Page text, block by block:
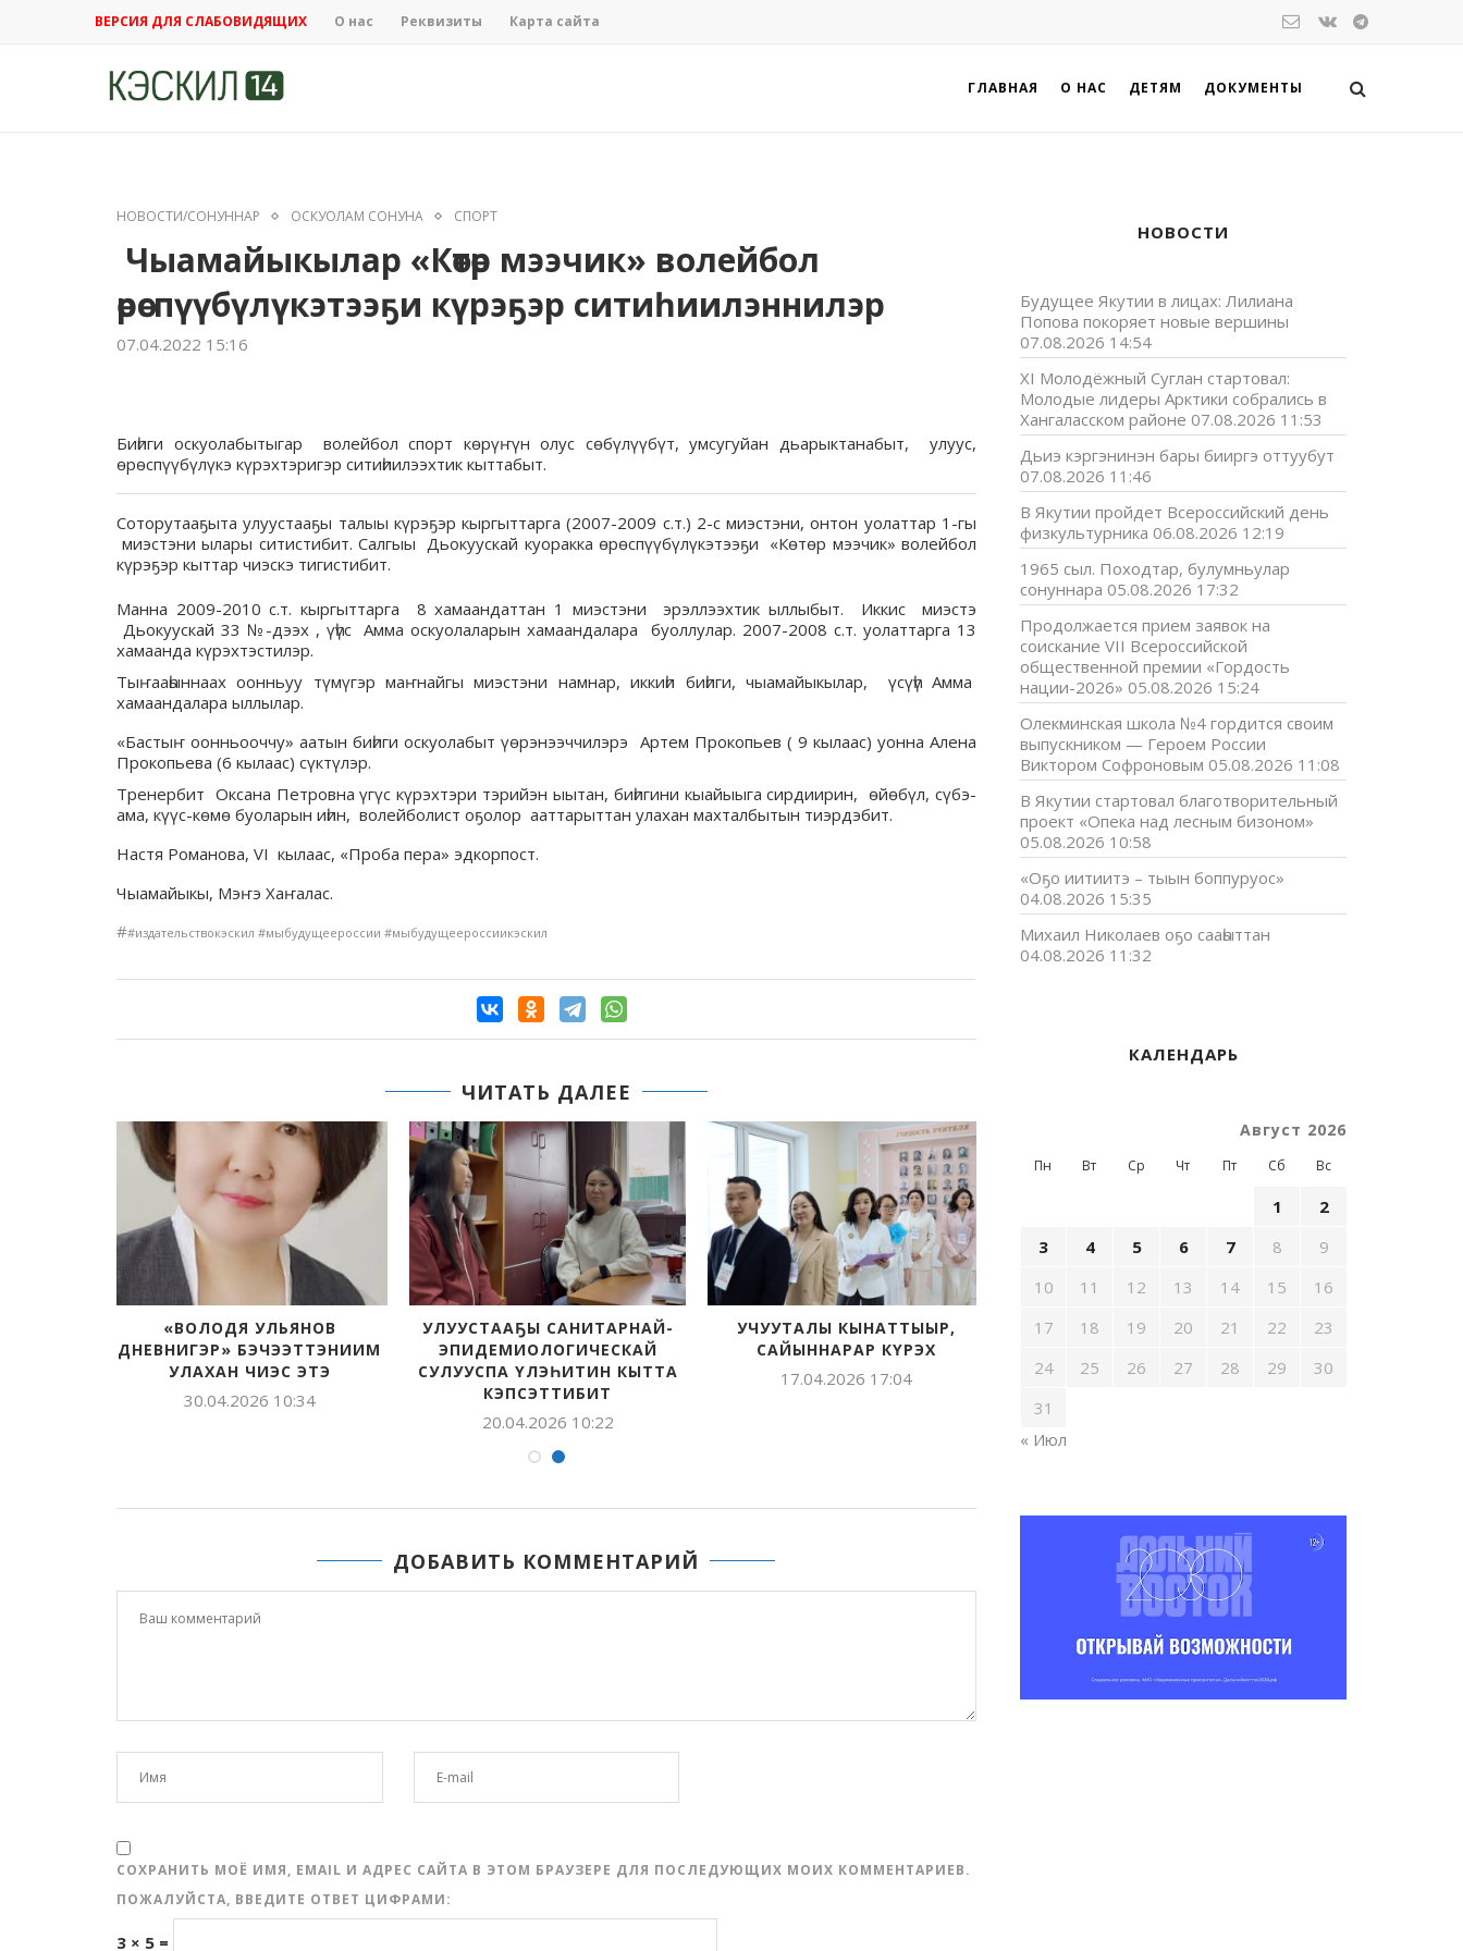
ВЕРСИЯ ДЛЯ СЛАБОВИДЯЩИХ О нас Реквизиты Карта сайта
ГЛАВНАЯ О НАС ДЕТЯМ ДОКУМЕНТЫ
НОВОСТИ/СОНУННАР ОСКУОЛАМ СОНУНА СПОРТ
Чыамайыкылар «Көтөр мээчик» волейбол
өрөспүүбүлүкэтээҕи күрэҕэр ситиһиилэннилэр
07.04.2022 15:16
Биһиги оскуолабытыгар волейбол спорт көрүҥүн олус сөбүлүүбүт, умсугуйан дьарыктанабыт, улуус,
өрөспүүбүлүкэ күрэхтэригэр ситиһиилээхтик кыттабыт.
Соторутааҕыта улуустааҕы талыы күрэҕэр кыргыттарга (2007-2009 с.т.) 2-с миэстэни, онтон уолаттар 1-гы
миэстэни ылары ситистибит. Салгыы Дьокуускай куоракка өрөспүүбүлүкэтээҕи «Көтөр мээчик» волейбол
күрэҕэр кыттар чиэскэ тигистибит.
Манна 2009-2010 с.т. кыргыттарга 8 хамаандаттан 1 миэстэни эрэллээхтик ыллыбыт. Иккис миэстэ
Дьокуускай 33 №-дээх , үһүс Амма оскуолаларын хамаандалара буоллулар. 2007-2008 с.т. уолаттарга 13
хамаанда күрэхтэстилэр.
Тыҥааһыннаах оонньуу түмүгэр маҥнайгы миэстэни намнар, иккиһи биһиги, чыамайыкылар, үсүһү Амма
хамаандалара ыллылар.
«Бастыҥ оонньооччу» аатын биһиги оскуолабыт үөрэнээччилэрэ Артем Прокопьев ( 9 кылаас) уонна Алена
Прокопьева (6 кылаас) сүктүлэр.
Тренербит Оксана Петровна үгүс күрэхтэри тэрийэн ыытан, биһигини кыайыыга сирдиирин, өйөбүл, сүбэ-
ама, күүс-көмө буоларын иһин, волейболист оҕолор ааттарыттан улахан махталбытын тиэрдэбит.
Настя Романова, VI кылаас, «Проба пера» эдкорпост.
Чыамайыкы, Мэҥэ Хаҥалас.
##издательствокэскил #мыбудущеероссии #мыбудущеероссиикэскил
ЧИТАТЬ ДАЛЕЕ
«ВОЛОДЯ УЛЬЯНОВ
ДНЕВНИГЭР» БЭЧЭЭТТЭНИИМ
УЛАХАН ЧИЭС ЭТЭ
30.04.2026 10:34
УЛУУСТААҔЫ САНИТАРНАЙ-
ЭПИДЕМИОЛОГИЧЕСКАЙ
СУЛУУСПА ҮЛЭҺИТИН КЫТТА
КЭПСЭТТИБИТ
20.04.2026 10:22
УЧУУТАЛЫ КЫНАТТЫЫР,
САЙЫННАРАР КҮРЭХ
17.04.2026 17:04
ДОБАВИТЬ КОММЕНТАРИЙ
СОХРАНИТЬ МОЁ ИМЯ, EMAIL И АДРЕС САЙТА В ЭТОМ БРАУЗЕРЕ ДЛЯ ПОСЛЕДУЮЩИХ МОИХ КОММЕНТАРИЕВ.
ПОЖАЛУЙСТА, ВВЕДИТЕ ОТВЕТ ЦИФРАМИ:
3 × 5 =
НОВОСТИ
Будущее Якутии в лицах: Лилиана
Попова покоряет новые вершины
07.08.2026 14:54
XI Молодёжный Суглан стартовал:
Молодые лидеры Арктики собрались в
Хангаласском районе 07.08.2026 11:53
Дьиэ кэргэнинэн бары бииргэ оттуубут
07.08.2026 11:46
В Якутии пройдет Всероссийский день
физкультурника 06.08.2026 12:19
1965 сыл. Походтар, булумньулар
сонуннара 05.08.2026 17:32
Продолжается прием заявок на
соискание VII Всероссийской
общественной премии «Гордость
нации-2026» 05.08.2026 15:24
Олекминская школа №4 гордится своим
выпускником — Героем России
Виктором Софроновым 05.08.2026 11:08
В Якутии стартовал благотворительный
проект «Опека над лесным бизоном»
05.08.2026 10:58
«Оҕо иитиитэ – тыын боппуруос»
04.08.2026 15:35
Михаил Николаев оҕо сааһыттан
04.08.2026 11:32
КАЛЕНДАРЬ
Август 2026
Пн Вт Ср Чт Пт Сб Вс
1
2
3
4 5 6 7 8
9
10
11 12 13 14 15
16
17
18 19 20 21 22
23
24
25 26 27 28 29
30
31
« Июл